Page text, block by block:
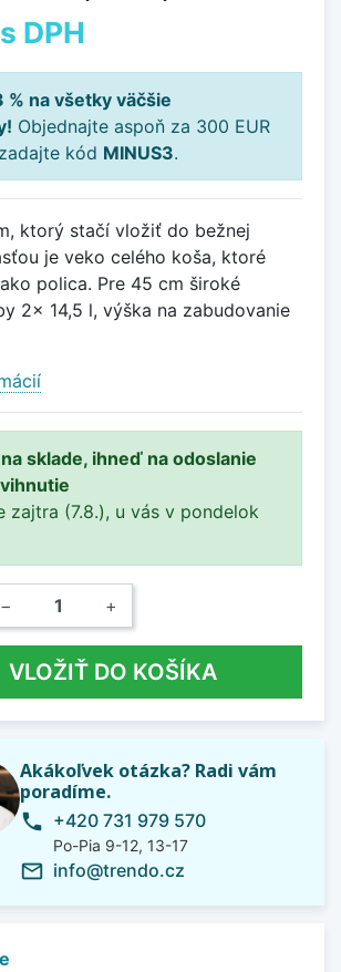
s DPH
% na všetky väčšie
Objednajte aspoň za 300 EUR
kód MINUS3.
ktorý stačí vložiť do bežnej
je veko celého koša, ktoré
polica. Pre 45 cm široké
2x 14,5 l, výška na zabudovanie
sklade, ihneď na odoslanie
zajtra (7.8.), u vás v pondelok
− +
VLOŽIŤ DO KOŠÍKA
Akákoľvek otázka? Radi vám
poradíme.
phone +420 731 979 570
Po-Pia 9-12, 13-17
mail_outline info@trendo.cz